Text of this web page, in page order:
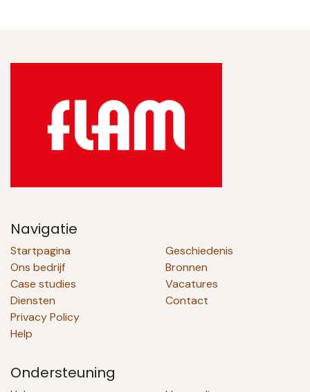
Navigatie
Startpagina
Ons bedrijf
Case studies
Diensten
Privacy Policy
Help
Geschiedenis
Bronnen
Vacatures
Contact
Ondersteuning